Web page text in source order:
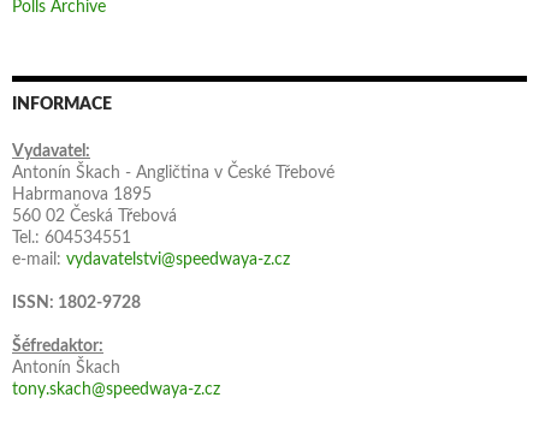
Polls Archive
INFORMACE
Vydavatel:
Antonín Škach - Angličtina v České Třebové
Habrmanova 1895
560 02 Česká Třebová
Tel.: 604534551
e-mail: vydavatelstvi@speedwaya-z.cz
ISSN: 1802-9728
Šéfredaktor:
Antonín Škach
tony.skach@speedwaya-z.cz